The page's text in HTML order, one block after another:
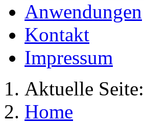
Anwendungen
Kontakt
Impressum
Aktuelle Seite:
Home